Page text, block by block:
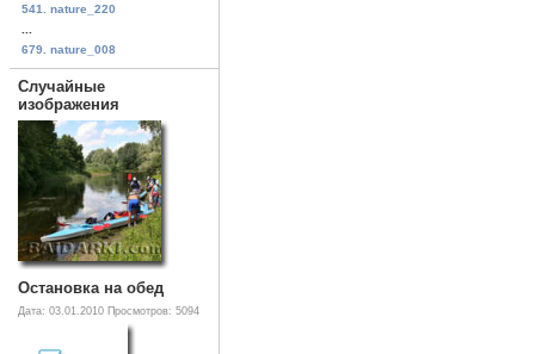
541. nature_220
679. nature_008
Случайные
изображения
Остановка на обед
Дата: 03.01.2010 Просмотров: 5094